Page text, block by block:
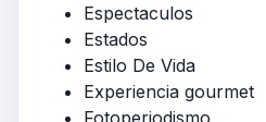
Espectaculos
Estados
Estilo De Vida
Experiencia gourmet
Fotoperiodismo